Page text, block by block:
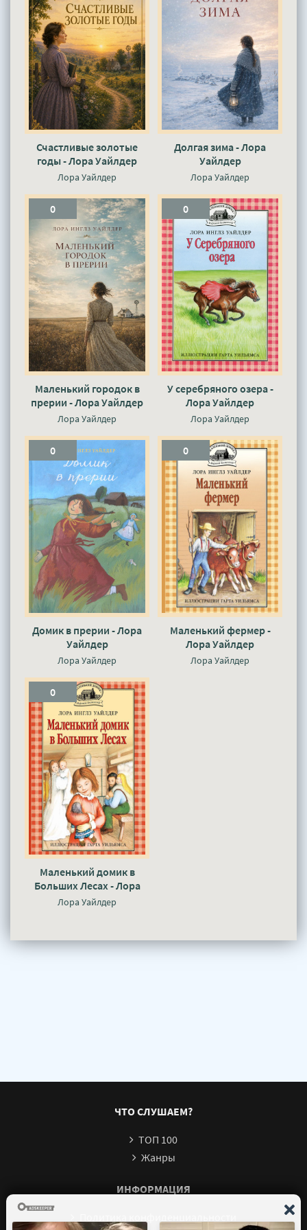
Счастливые золотые
годы - Лора Уайлдер
Лора Уайлдер
Долгая зима - Лора
Уайлдер
Лора Уайлдер
0
Маленький городок в
прерии - Лора Уайлдер
Лора Уайлдер
0
У серебряного озера -
Лора Уайлдер
Лора Уайлдер
0
Домик в прерии - Лора
Уайлдер
Лора Уайлдер
0
Маленький фермер -
Лора Уайлдер
Лора Уайлдер
0
Маленький домик в
Больших Лесах - Лора
Уайлдер
Лора Уайлдер
ЧТО СЛУШАЕМ?
ТОП 100
Жанры
ИНФОРМАЦИЯ